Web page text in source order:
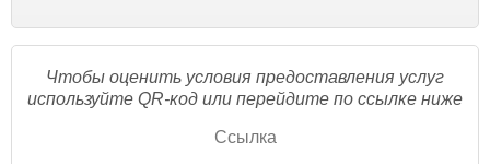
Чтобы оценить условия предоставления услуг
используйте QR-код или перейдите по ссылке ниже
Ссылка